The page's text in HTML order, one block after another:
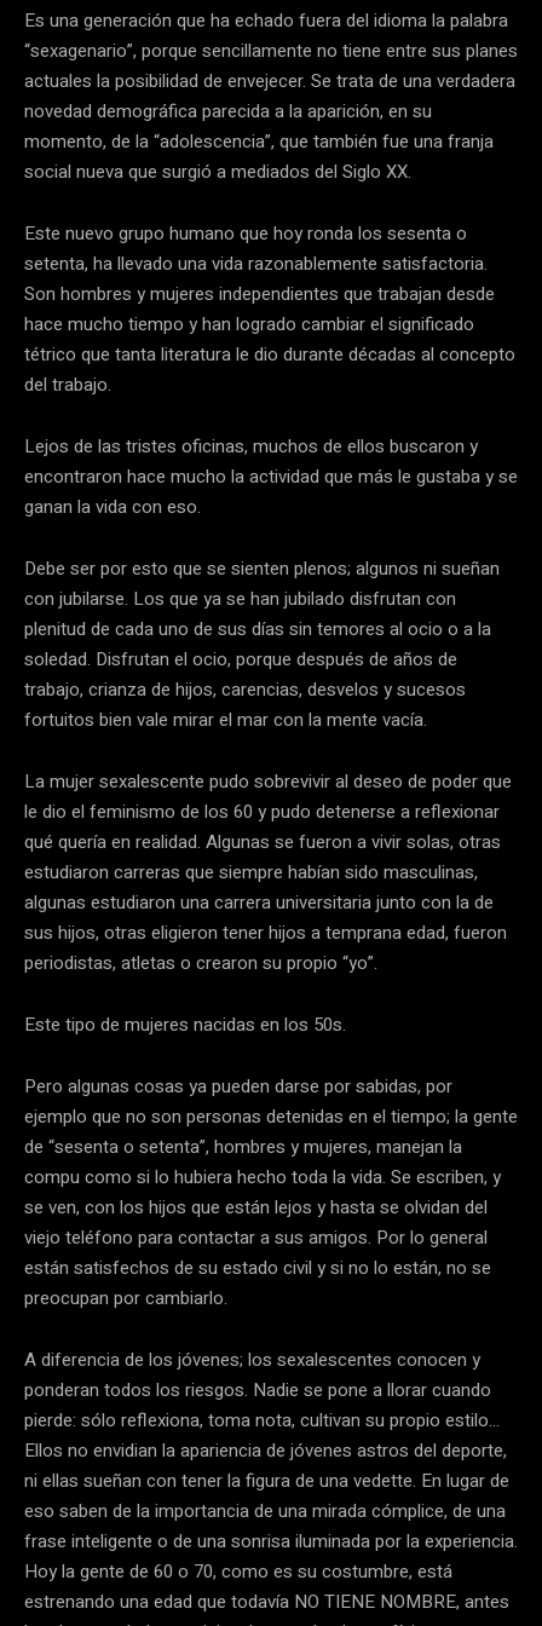
Es una generación que ha echado fuera del idioma la palabra
“sexagenario”, porque sencillamente no tiene entre sus planes
actuales la posibilidad de envejecer. Se trata de una verdadera
novedad demográfica parecida a la aparición, en su
momento, de la “adolescencia”, que también fue una franja
social nueva que surgió a mediados del Siglo XX.
Este nuevo grupo humano que hoy ronda los sesenta o
setenta, ha llevado una vida razonablemente satisfactoria.
Son hombres y mujeres independientes que trabajan desde
hace mucho tiempo y han logrado cambiar el significado
tétrico que tanta literatura le dio durante décadas al concepto
del trabajo.
Lejos de las tristes oficinas, muchos de ellos buscaron y
encontraron hace mucho la actividad que más le gustaba y se
ganan la vida con eso.
Debe ser por esto que se sienten plenos; algunos ni sueñan
con jubilarse. Los que ya se han jubilado disfrutan con
plenitud de cada uno de sus días sin temores al ocio o a la
soledad. Disfrutan el ocio, porque después de años de
trabajo, crianza de hijos, carencias, desvelos y sucesos
fortuitos bien vale mirar el mar con la mente vacía.
La mujer sexalescente pudo sobrevivir al deseo de poder que
le dio el feminismo de los 60 y pudo detenerse a reflexionar
qué quería en realidad. Algunas se fueron a vivir solas, otras
estudiaron carreras que siempre habían sido masculinas,
algunas estudiaron una carrera universitaria junto con la de
sus hijos, otras eligieron tener hijos a temprana edad, fueron
periodistas, atletas o crearon su propio “yo”.
Este tipo de mujeres nacidas en los 50s.
Pero algunas cosas ya pueden darse por sabidas, por
ejemplo que no son personas detenidas en el tiempo; la gente
de “sesenta o setenta”, hombres y mujeres, manejan la
compu como si lo hubiera hecho toda la vida. Se escriben, y
se ven, con los hijos que están lejos y hasta se olvidan del
viejo teléfono para contactar a sus amigos. Por lo general
están satisfechos de su estado civil y si no lo están, no se
preocupan por cambiarlo.
A diferencia de los jóvenes; los sexalescentes conocen y
ponderan todos los riesgos. Nadie se pone a llorar cuando
pierde: sólo reflexiona, toma nota, cultivan su propio estilo…
Ellos no envidian la apariencia de jóvenes astros del deporte,
ni ellas sueñan con tener la figura de una vedette. En lugar de
eso saben de la importancia de una mirada cómplice, de una
frase inteligente o de una sonrisa iluminada por la experiencia.
Hoy la gente de 60 o 70, como es su costumbre, está
estrenando una edad que todavía NO TIENE NOMBRE, antes